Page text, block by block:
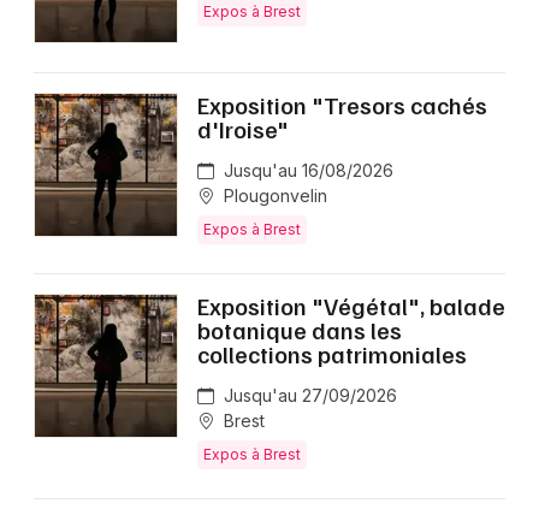
Expos à Brest
Exposition "Tresors cachés
d'Iroise"
Jusqu'au 16/08/2026
Plougonvelin
Expos à Brest
Exposition "Végétal", balade
botanique dans les
collections patrimoniales
Jusqu'au 27/09/2026
Brest
Expos à Brest